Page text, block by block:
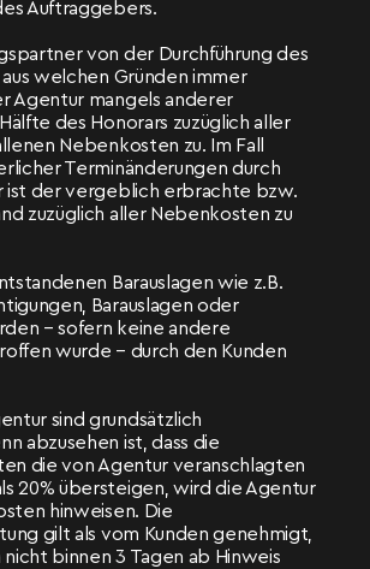
Auftraggebers.
von der Durchführung des
welchen Gründen immer
Agentur mangels anderer
des Honorars zuzüglich aller
Nebenkosten zu. Im Fall
Terminänderungen durch
ist der vergeblich erbrachte bzw.
zuzüglich aller Nebenkosten zu
Barauslagen wie z.B.
Barauslagen oder
– sofern keine andere
wurde – durch den Kunden
sind grundsätzlich
abzusehen ist, dass die
die von Agentur veranschlagten
20% übersteigen, wird die Agentur
hinweisen. Die
gilt als vom Kunden genehmigt,
binnen 3 Tagen ab Hinweis